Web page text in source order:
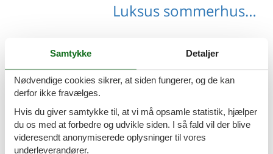
Luksus sommerhus Steiermark
Samtykke Detaljer
Nødvendige cookies sikrer, at siden fungerer, og de kan
derfor ikke fravælges.
Hvis du giver samtykke til, at vi må opsamle statistik, hjælper
du os med at forbedre og udvikle siden. I så fald vil der blive
videresendt anonymiserede oplysninger til vores
underleverandører.